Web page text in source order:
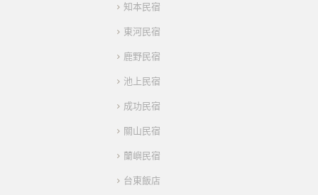
知本民宿
東河民宿
鹿野民宿
池上民宿
成功民宿
關山民宿
蘭嶼民宿
台東飯店